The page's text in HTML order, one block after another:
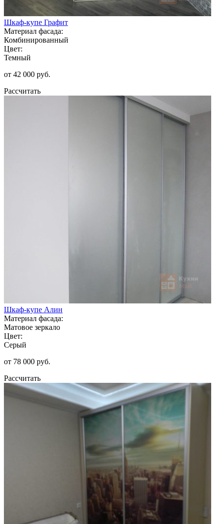
Шкаф-купе Графит
Материал фасада:
Комбинированный
Цвет:
Темный
от 42 000 руб.
Рассчитать
Шкаф-купе Алин
Материал фасада:
Матовое зеркало
Цвет:
Серый
от 78 000 руб.
Рассчитать